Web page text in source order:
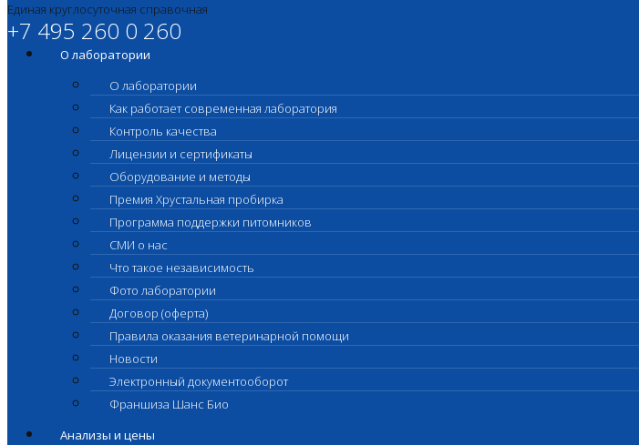
Единая круглосуточная справочная
+7 495 260 0 260
О лаборатории
О лаборатории
Как работает современная лаборатория
Контроль качества
Лицензии и сертификаты
Оборудование и методы
Премия Хрустальная пробирка
Программа поддержки питомников
СМИ о нас
Что такое независимость
Фото лаборатории
Договор (оферта)
Правила оказания ветеринарной помощи
Новости
Электронный документооборот
Франшиза Шанс Био
Анализы и цены